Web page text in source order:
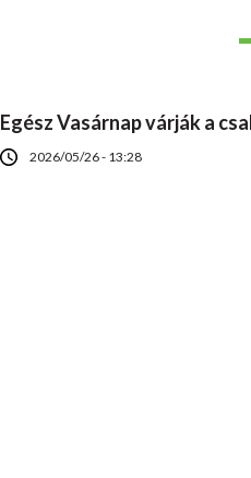
Egész Vasárnap várják a
2026/05/26 - 13:28